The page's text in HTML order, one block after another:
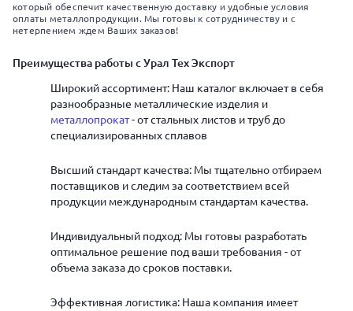
который обеспечит качественную доставку и удобные условия
оплаты металлопродукции. Мы готовы к сотрудничеству и с
нетерпением ждем Ваших заказов!
Преимущества работы с Урал Тех Экспорт
Широкий ассортимент: Наш каталог включает в себя
разнообразные металлические изделия и
металлопрокат- от стальных листов и труб до
специализированных сплавов
Высший стандарт качества: Мы тщательно отбираем
поставщиков и следим за соответствием всей
продукции международным стандартам качества.
Индивидуальный подход: Мы готовы разработать
оптимальное решение под ваши требования - от
объема заказа до сроков поставки.
Эффективная логистика: Наша компания имеет